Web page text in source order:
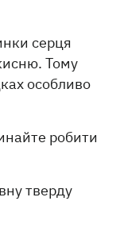
серця
Тому
особливо
робити
тверду